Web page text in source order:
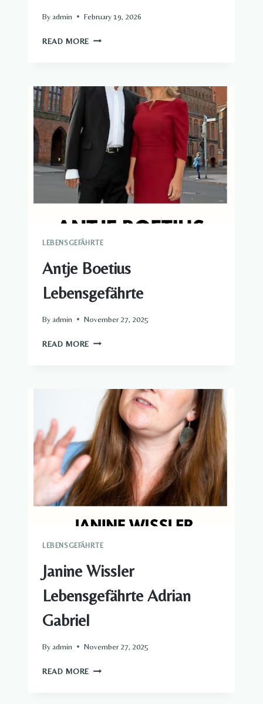
By admin February 19, 2026
READ MORE KAMILLA
LEBENSGEFÄHRTE
Antje Boetius
Lebensgefährte​
By admin November 27, 2025
READ MORE ANTJE
LEBENSGEFÄHRTE
Janine Wissler
Lebensgefährte Adrian
Gabriel​
By admin November 27, 2025
READ MORE JANINE